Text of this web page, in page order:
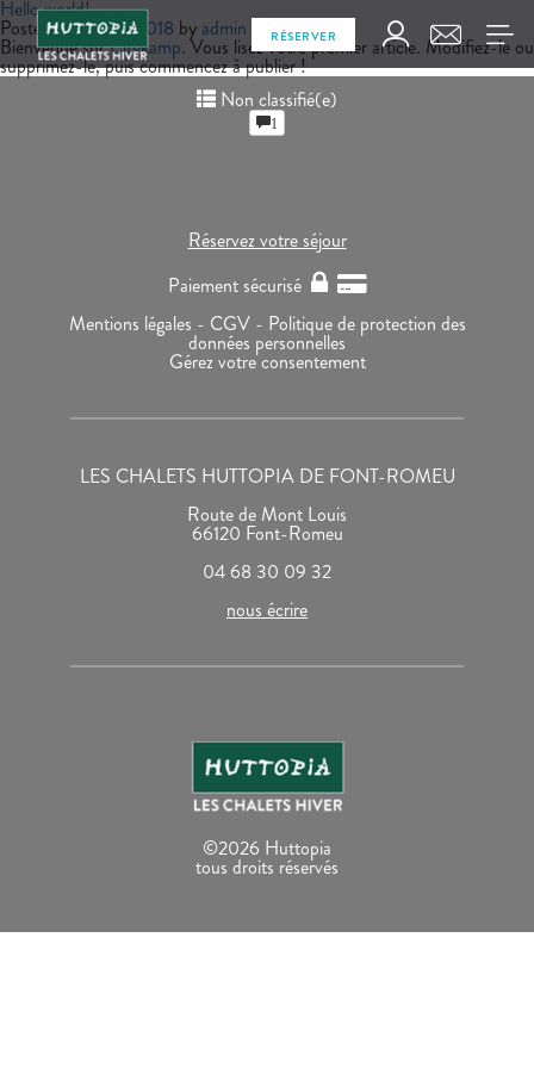
RÉSERVER
Hello world!
Posted onjuin 21, 2018 by admin
Bienvenue surCitykamp. Vous lisez votre premier article. Modifiez-le ou
supprimez-le, puis commencez à publier !
Non classifié(e)
1
Réservez votre séjour
Paiement sécurisé
Mentions légales - CGV - Politique de protection des
données personnelles
Gérez votre consentement
LES CHALETS HUTTOPIA DE FONT-ROMEU
Route de Mont Louis
66120 Font-Romeu
04 68 30 09 32
nous écrire
©2026 Huttopia
tous droits réservés